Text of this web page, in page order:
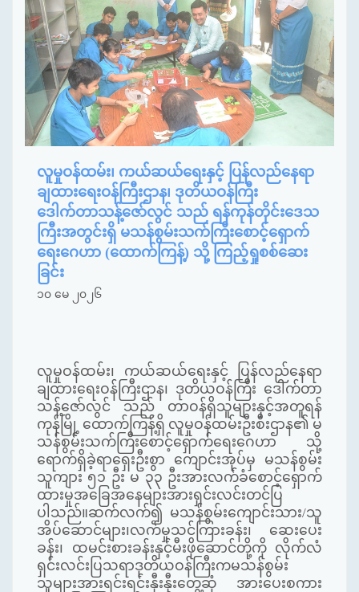
လူမှုဝန်ထမ်း၊ ကယ်ဆယ်ရေးနှင့် ပြန်လည်နေရာ
ချထားရေးဝန်ကြီးဌာန၊ ဒုတိယဝန်ကြီး
ဒေါက်တာသန့်ဇော်လွင် သည် ရန်ကုန်တိုင်းဒေသ
ကြီးအတွင်းရှိ မသန်စွမ်းသက်ကြီးစောင့်ရှောက်
ရေးဂေဟာ (ထောက်ကြန့်) သို့ ကြည့်ရှုစစ်ဆေး
ခြင်း
၁၀ မေ ၂၀၂၆
လူမှုဝန်ထမ်း၊ ကယ်ဆယ်ရေးနှင့် ပြန်လည်နေရာ
ချထားရေးဝန်ကြီးဌာန၊ ဒုတိယဝန်ကြီး ဒေါက်တာ
သန့်ဇော်လွင် သည် တာဝန်ရှိသူများနှင့်အတူရန်
ကုန်မြို့ ထောက်ကြန့်ရှိ လူမှုဝန်ထမ်းဦးစီးဌာန၏ မ
သန်စွမ်းသက်ကြီးစောင့်ရှောက်ရေးဂေဟာ သို့
ရောက်ရှိခဲ့ရာရှေးဦးစွာ ကျောင်းအုပ်မှ မသန်စွမ်း
သူကျား ၅၁ ဦး မ ၃၃ ဦးအားလက်ခံစောင့်ရှောက်
ထားမှုအခြေအနေများအားရှင်းလင်းတင်ပြ
ပါသည်။ဆက်လက်၍ မသန်စွမ်းကျောင်းသား/သူ
အိပ်ဆောင်များ၊လက်မှုသင်ကြားခန်း၊ ဆေးပေး
ခန်း၊ ထမင်းစားခန်းနှင့်မီးဖိုဆောင်တို့ကို လိုက်လံ
ရှင်းလင်းပြသရာဒုတိယဝန်ကြီးကမသန်စွမ်း
သူများအားရင်းရင်းနှီးနှီးတွေ့ဆုံ အားပေးစကား